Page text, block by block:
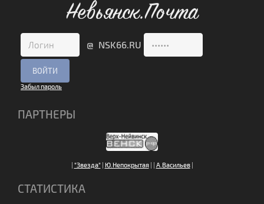
Невьянск.Почта
@ NSK66.RU
Забыл пароль
ПАРТНЕРЫ
| "Звезда"| Ю.Непокрытая| | А.Васильев|
СТАТИСТИКА